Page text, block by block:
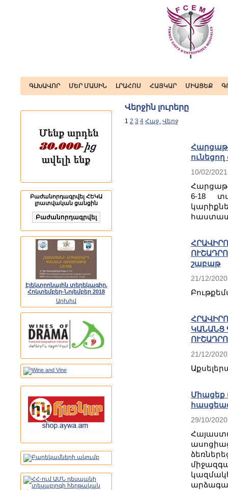
ԳԼԽԱՎՈՐ ՄԵՐ ՄԱՍԻՆ ԼՐԱՀՈՍ ՀԱՅԿԱՐ ՄԻԱՑԵՔ
Բաժանորդագրվել ՀԵԿԱ
լրատվական ցանցին
Էլեկտրոնային տեղեկագիր.
Հոկտեմբեր-Նոյեմբեր 2018
Արխիվ
Վերջին լուրերը
1 2 3 4 Հաջ. Վերջ
10/02/2021
6-18
շաբաթ
21/12/2020
ԿԱՆԱՆՑ
21/12/2020
Միացեք
29/10/2020